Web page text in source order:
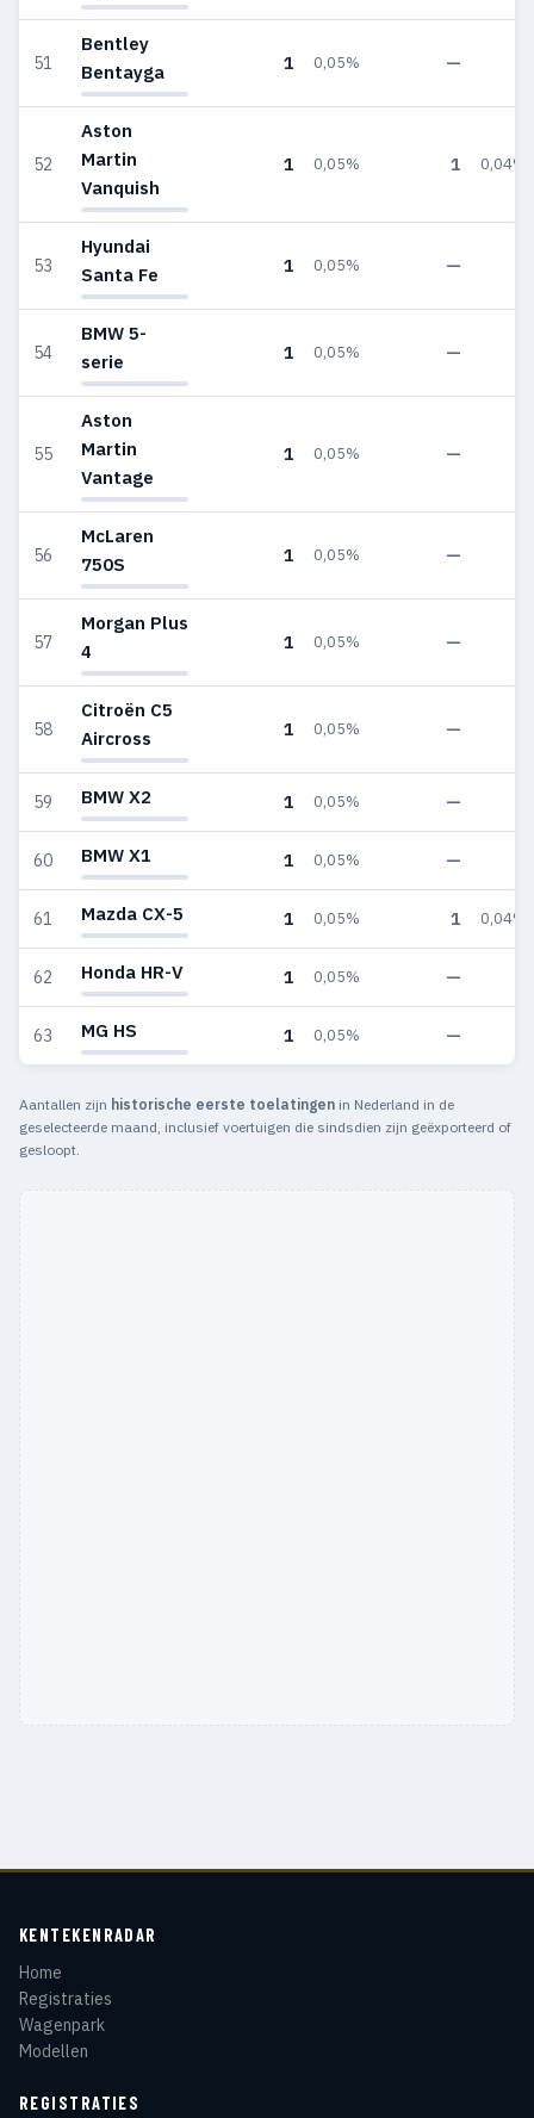
51
Bentley
Bentayga
1 0,05% —
52
Aston
Martin
Vanquish
1 0,05% 1 0,04%
53
Hyundai
Santa Fe
1 0,05% —
54
BMW 5-
serie
1 0,05% —
55
Aston
Martin
Vantage
1 0,05% —
56
McLaren
750S
1 0,05% —
57
Morgan Plus
4
1 0,05% —
58
Citroën C5
Aircross
1 0,05% —
59 BMW X2 1 0,05% —
60 BMW X1 1 0,05% —
61 Mazda CX-5 1 0,05% 1 0,04%
62 Honda HR-V 1 0,05% —
63 MG HS 1 0,05% —
Aantallen zijn historische eerste toelatingen in Nederland in de
geselecteerde maand, inclusief voertuigen die sindsdien zijn geëxporteerd of
gesloopt.
KENTEKENRADAR
Home
Registraties
Wagenpark
Modellen
REGISTRATIES